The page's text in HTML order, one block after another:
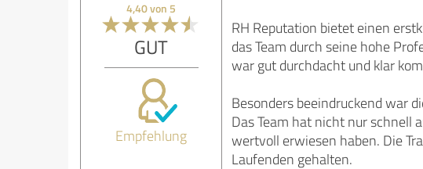
4,40 von 5
GUT
Empfehlung
RH Reputation bietet einen
das Team durch seine hohe
war gut durchdacht und klar
Besonders beeindruckend war
Das Team hat nicht nur schnell
wertvoll erwiesen haben. Die
Laufenden gehalten.